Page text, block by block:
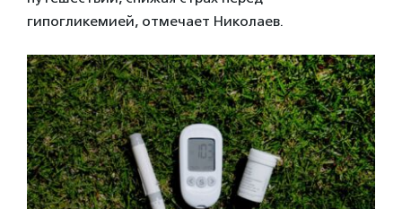
гипогликемией, отмечает Николаев.